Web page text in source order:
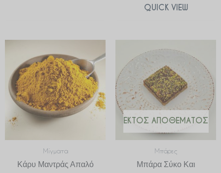
QUICK VIEW
Μίγματα
Κάρυ Μαντράς Απαλό
range:
€ 2.99
through
€ 29.90
ΕΚΤΌΣ ΑΠΟΘΈΜΑΤΟΣ
Μπάρες
Μπάρα Σύκο Και